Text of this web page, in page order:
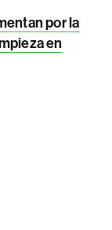
por la
en